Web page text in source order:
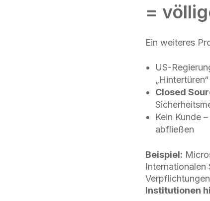
=
Ein weiteres
US-
Closed
Kein Kunde
abfließen
Beispiel:
Institutionen